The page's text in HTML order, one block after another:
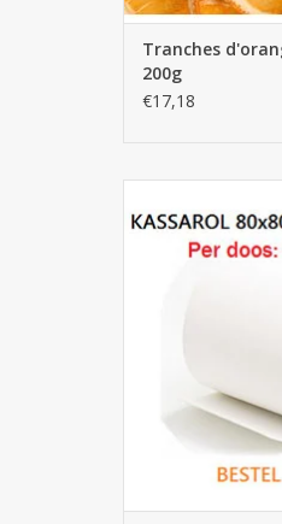
Tranches
200g
€17,18
AJOUTER